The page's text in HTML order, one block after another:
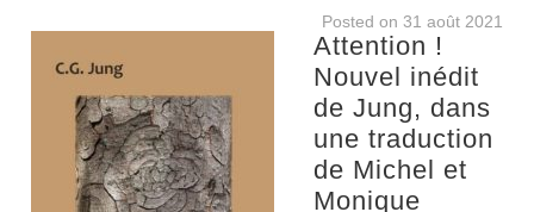
Posted on 31 août 2021
Attention !
Nouvel inédit
de Jung, dans
une traduction
de Michel et
Monique